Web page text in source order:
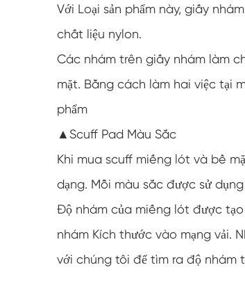
Với Loại sản phẩm này, giấy
chất liệu nylon.
Các nhám trên giấy nhám làm
mặt. Bằng cách làm hai việc tại
phẩm
▲Scuff Pad Màu Sắc
Khi mua scuff miếng lót và bề
dạng. Mỗi màu sắc được sử
Độ nhám của miếng lót được
nhám Kích thước vào mạng vải.
với chúng tôi để tìm ra độ nhám